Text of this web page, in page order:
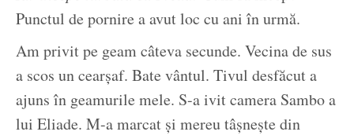
Punctul de pornire a avut loc cu ani în urmă.
Am privit pe geam câteva secunde. Vecina de sus
a scos un cearșaf. Bate vântul. Tivul desfăcut a
ajuns în geamurile mele. S-a ivit camera Sambo a
lui Eliade. M-a marcat și mereu tâșnește din